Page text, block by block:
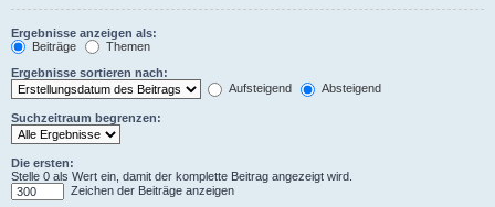
Ergebnisse anzeigen als:
Beiträge
Themen
Ergebnisse sortieren nach:
Aufsteigend
Absteigend
Suchzeitraum begrenzen:
Die ersten:
Stelle 0 als Wert ein, damit der komplette Beitrag angezeigt wird.
Zeichen der Beiträge anzeigen